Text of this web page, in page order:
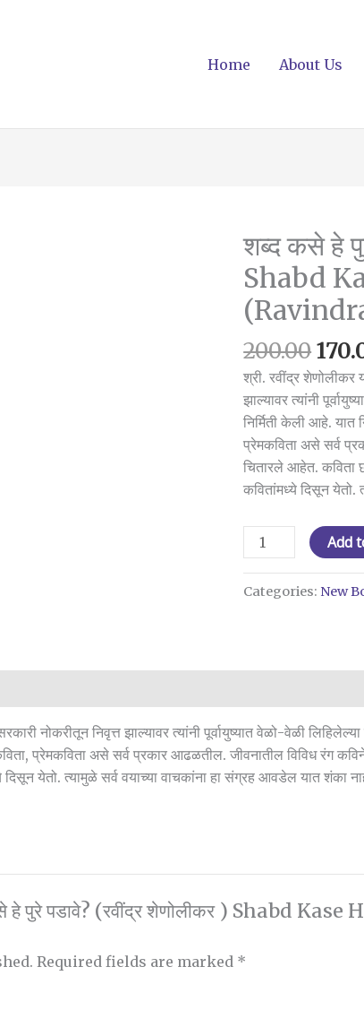
Home About Us
शब्द कसे हे
Shabd
200.00
was:
श्री. रवींद्र शेणोलीकर
झाल्यावर त्यांनी
निर्मिती केली आहे. यात
प्रेमकविता असे सर्व
चितारले आहेत. कविता
कवितांमध्ये दिसून येतो.
शब्द
कसे
हे
पुरे
पडावे?
(रवींद्र
शेणोलीकर
)
Shabd
Kase
He
Pure
(Ravindra
Shenolikar)
quantity
Add
Categories: New
नोकरीतून निवृत्त झाल्यावर त्यांनी पूर्वायुष्यात वेळो-वेळी
कविता, प्रेमकविता असे सर्व प्रकार आढळतील. जीवनातील विविध रंग
येतो. त्यामुळे सर्व वयाच्या वाचकांना हा संग्रह आवडेल यात शंका
पडावे? (रवींद्र शेणोलीकर ) Shabd
Required fields are marked *